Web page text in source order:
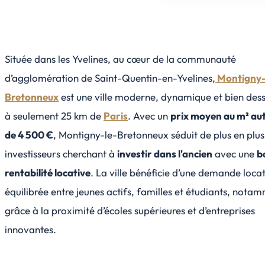
Située dans les Yvelines, au cœur de la communauté
d’agglomération de Saint-Quentin-en-Yvelines,
Bretonneuxest une ville moderne, dynamique et bien
à seulement 25 km de Paris. Avec un prix moyen au m²
de 4 500 €, Montigny-le-Bretonneux séduit de plus en
investisseurs cherchant à investir dans l'ancien avec une
rentabilité locative. La ville bénéficie d’une demande
équilibrée entre jeunes actifs, familles et étudiants,
grâce à la proximité d’écoles supérieures et d’entreprises
innovantes.